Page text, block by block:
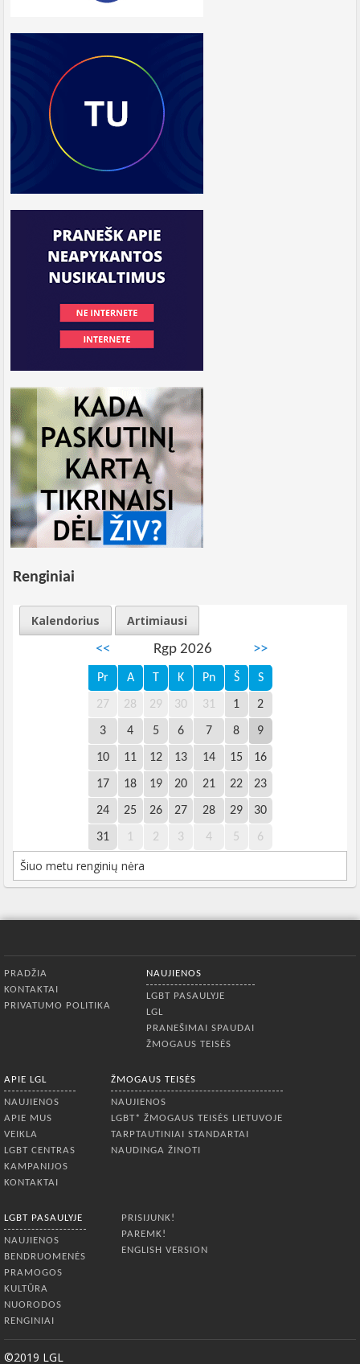
Renginiai
Kalendorius
Artimiausi
<<
Rgp 2026 >>
Pr A T K Pn Š S
27 28 29 30 31 1 2
3 4 5 6 7 8 9
10 11 12 13 14 15 16
17 18 19 20 21 22 23
24 25 26 27 28 29 30
31 1 2 3 4 5 6
Šiuo metu renginių nėra
PRADŽIA
KONTAKTAI
PRIVATUMO POLITIKA
NAUJIENOS
LGBT PASAULYJE
LGL
PRANEŠIMAI SPAUDAI
ŽMOGAUS TEISĖS
APIE LGL
NAUJIENOS
APIE MUS
VEIKLA
LGBT CENTRAS
KAMPANIJOS
KONTAKTAI
ŽMOGAUS TEISĖS
NAUJIENOS
LGBT* ŽMOGAUS TEISĖS LIETUVOJE
TARPTAUTINIAI STANDARTAI
NAUDINGA ŽINOTI
LGBT PASAULYJE
NAUJIENOS
BENDRUOMENĖS
PRAMOGOS
KULTŪRA
NUORODOS
RENGINIAI
PRISIJUNK!
PAREMK!
ENGLISH VERSION
©2019 LGL